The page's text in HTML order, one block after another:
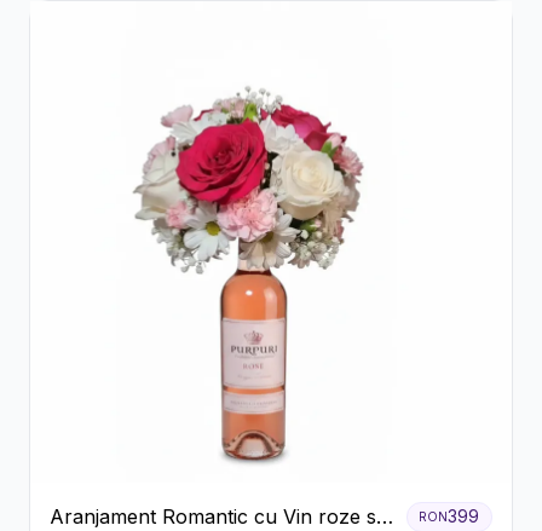
Aranjament Romantic cu Vin roze si
RON399